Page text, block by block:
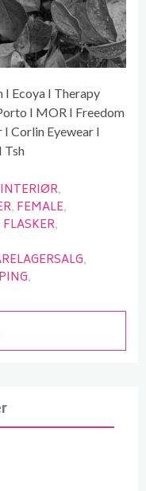
I Ecoya I Therapy
I MOR I Freedom
Corlin Eyewear I
Tsh
INTERIØR
FEMALE
FLASKER